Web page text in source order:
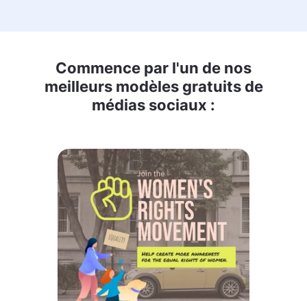
Commence par l'un de nos
meilleurs modèles gratuits de
médias sociaux :